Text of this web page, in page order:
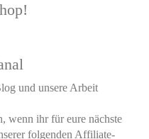
und unsere Arbeit
wenn ihr für eure nächste
folgenden Affiliate-